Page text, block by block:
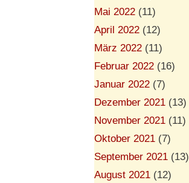
Mai 2022 (11)
April 2022 (12)
März 2022 (11)
Februar 2022 (16)
Januar 2022 (7)
Dezember 2021 (13)
November 2021 (11)
Oktober 2021 (7)
September 2021 (13)
August 2021 (12)